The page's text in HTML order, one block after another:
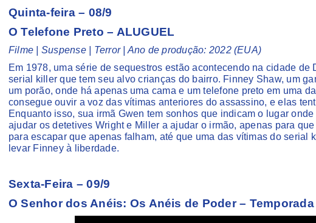
Quinta-feira – 08/9
O Telefone Preto – ALUGUEL
Filme | Suspense | Terror | Ano de produção: 2022 (EUA)
Em 1978, uma série de sequestros estão acontecendo na cidade de
serial killer que tem seu alvo crianças do bairro. Finney Shaw, um
um porão, onde há apenas uma cama e um telefone preto em uma
consegue ouvir a voz das vítimas anteriores do assassino, e elas
Enquanto isso, sua irmã Gwen tem sonhos que indicam o lugar
ajudar os detetives Wright e Miller a ajudar o irmão, apenas para
para escapar que apenas falham, até que uma das vítimas do
levar Finney à liberdade.
Sexta-Feira – 09/9
O Senhor dos Anéis: Os Anéis de Poder –